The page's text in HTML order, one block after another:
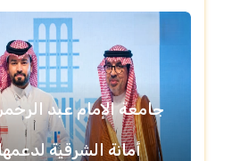
جامعة الإمام عبد
أمانة الشرقية